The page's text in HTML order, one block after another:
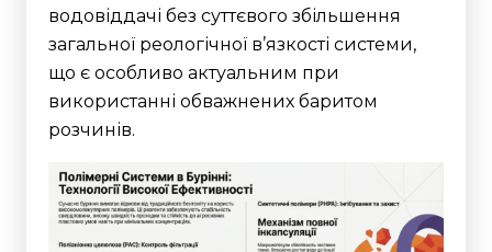
водовіддачі без суттєвого збільшення
загальної реологічної в’язкості системи,
що є особливо актуальним при
використанні обважнених баритом
розчинів.